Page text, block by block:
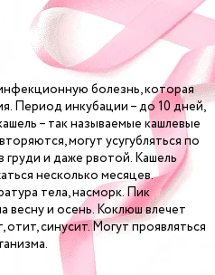
болезнь, которая
Период инкубации – до 10 дней,
– так называемые кашлевые
могут усугубляться по
груди и даже рвотой. Кашель
несколько месяцев.
тела, насморк. Пик
весну и осень. Коклюш влечет
отит, синусит. Могут проявляться